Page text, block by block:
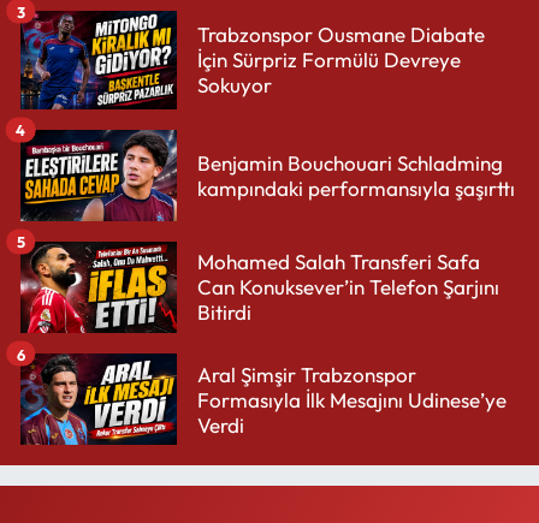
Trabzonspor Ousmane Diabate
İçin Sürpriz Formülü Devreye
Sokuyor
3
Benjamin Bouchouari Schladming
kampındaki performansıyla şaşırttı
4
Mohamed Salah Transferi Safa
Can Konuksever’in Telefon Şarjını
Bitirdi
5
Aral Şimşir Trabzonspor
Formasıyla İlk Mesajını Udinese’ye
Verdi
6